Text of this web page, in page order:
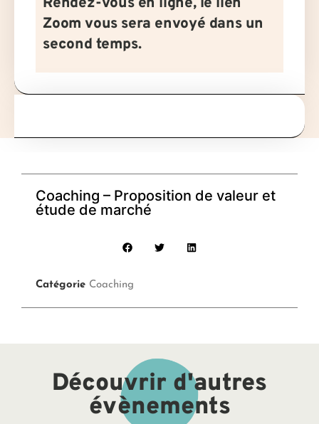
Zoom vous sera envoyé dans un
second temps.
Coaching – Proposition de valeur et
étude de marché
Catégorie Coaching
Découvrir d'autres
évènements